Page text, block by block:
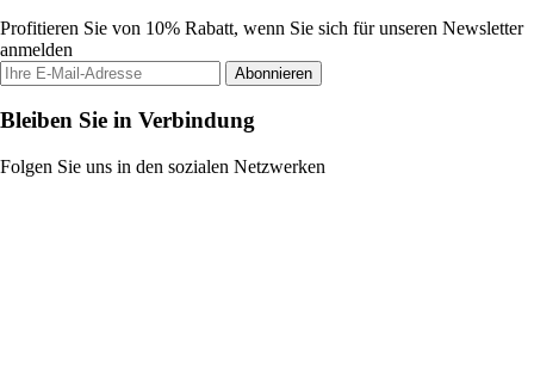
Profitieren Sie von 10% Rabatt, wenn Sie sich für unseren Newsletter
anmelden
Abonnieren
Bleiben Sie in Verbindung
Folgen Sie uns in den sozialen Netzwerken